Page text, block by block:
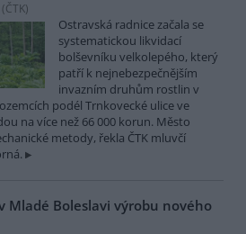
ČTK)
Ostravská radnice začala se
systematickou likvidací
bolševníku velkolepého, který
patří k nejnebezpečnějším
invazním druhům rostlin v
podél Trnkovecké ulice ve
na více než 66 000 korun. Město
metody, řekla ČTK mluvčí
Mladé Boleslavi výrobu nového